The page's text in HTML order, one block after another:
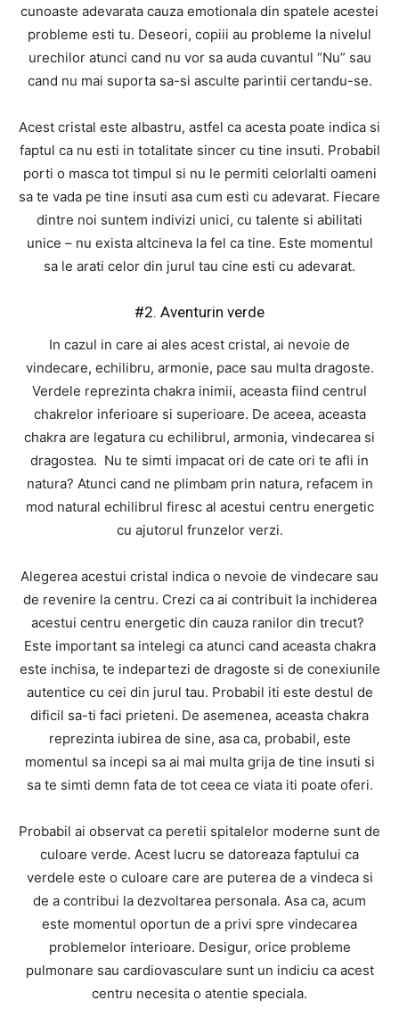
cunoaste adevarata cauza emotionala din spatele acestei
probleme esti tu. Deseori, copiii au probleme la nivelul
urechilor atunci cand nu vor sa auda cuvantul “Nu” sau
cand nu mai suporta sa-si asculte parintii certandu-se.
Acest cristal este albastru, astfel ca acesta poate indica si
faptul ca nu esti in totalitate sincer cu tine insuti. Probabil
porti o masca tot timpul si nu le permiti celorlalti oameni
sa te vada pe tine insuti asa cum esti cu adevarat. Fiecare
dintre noi suntem indivizi unici, cu talente si abilitati
unice – nu exista altcineva la fel ca tine. Este momentul
sa le arati celor din jurul tau cine esti cu adevarat.
#2. Aventurin verde
In cazul in care ai ales acest cristal, ai nevoie de
vindecare, echilibru, armonie, pace sau multa dragoste.
Verdele reprezinta chakra inimii, aceasta fiind centrul
chakrelor inferioare si superioare. De aceea, aceasta
chakra are legatura cu echilibrul, armonia, vindecarea si
dragostea. Nu te simti impacat ori de cate ori te afli in
natura? Atunci cand ne plimbam prin natura, refacem in
mod natural echilibrul firesc al acestui centru energetic
cu ajutorul frunzelor verzi.
Alegerea acestui cristal indica o nevoie de vindecare sau
de revenire la centru. Crezi ca ai contribuit la inchiderea
acestui centru energetic din cauza ranilor din trecut?
Este important sa intelegi ca atunci cand aceasta chakra
este inchisa, te indepartezi de dragoste si de conexiunile
autentice cu cei din jurul tau. Probabil iti este destul de
dificil sa-ti faci prieteni. De asemenea, aceasta chakra
reprezinta iubirea de sine, asa ca, probabil, este
momentul sa incepi sa ai mai multa grija de tine insuti si
sa te simti demn fata de tot ceea ce viata iti poate oferi.
Probabil ai observat ca peretii spitalelor moderne sunt de
culoare verde. Acest lucru se datoreaza faptului ca
verdele este o culoare care are puterea de a vindeca si
de a contribui la dezvoltarea personala. Asa ca, acum
este momentul oportun de a privi spre vindecarea
problemelor interioare. Desigur, orice probleme
pulmonare sau cardiovasculare sunt un indiciu ca acest
centru necesita o atentie speciala.